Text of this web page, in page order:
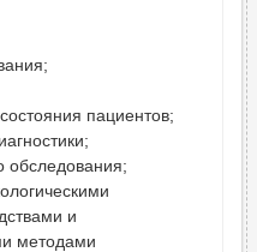
пациентов;
обследования;
и
методами